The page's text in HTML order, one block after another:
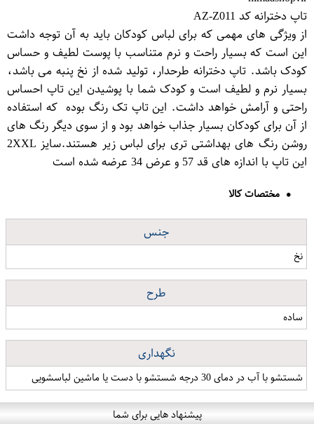
تاپ دخترانه کد AZ-Z011
از ویژگی های مهمی که برای لباس کودکان باید به آن توجه داشت
این است که بسیار راحت و نرم متناسب با پوست لطیف و حساس
کودک باشد. تاپ دخترانه طرحدار، تولید شده از نخ پنبه می باشد،
بسیار نرم و لطیف است و کودک شما با پوشیدن این تاپ احساس
راحتی و آرامش خواهد داشت. این تاپ تک رنگ بوده که استفاده
از آن برای کودکان بسیار جذاب خواهد بود و از سوی دیگر رنگ های
روشن رنگ های بهداشتی تری برای لباس زیر هستند.سایز 2XXL
این تاپ با اندازه های قد 57 و عرض 34 عرضه شده است
مختصات کالا
جنس
نخ
طرح
ساده
نگهداری
شستشو با آب در دمای 30 درجه شستشو با دست یا ماشین لباسشویی
پیشنهاد هایی برای شما